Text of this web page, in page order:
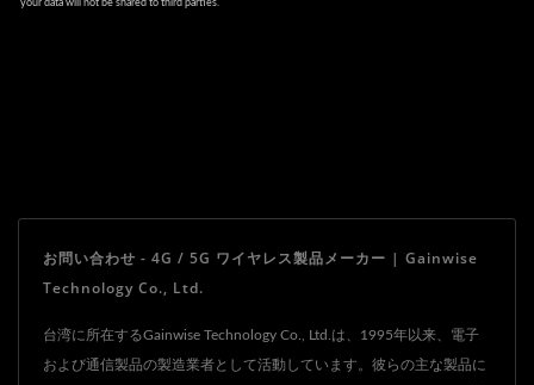
お問い合わせ - 4G / 5G ワイヤレス製品メーカー | Gainwise
Technology Co., Ltd.
台湾に所在するGainwise Technology Co., Ltd.は、1995年以来、電子
および通信製品の製造業者として活動しています。彼らの主な製品に